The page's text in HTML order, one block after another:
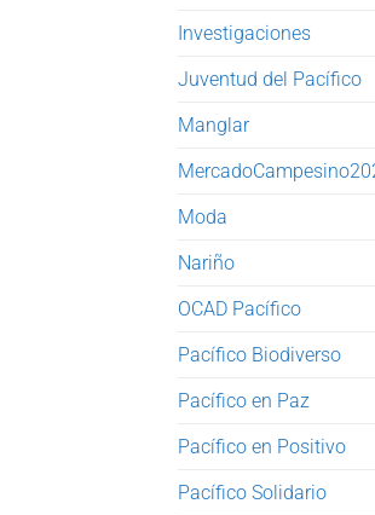
Investigaciones
Juventud del Pacífico
Manglar
Moda
Nariño
OCAD Pacífico
Pacífico Biodiverso
Pacífico en Paz
Pacífico en Positivo
Pacífico Solidario